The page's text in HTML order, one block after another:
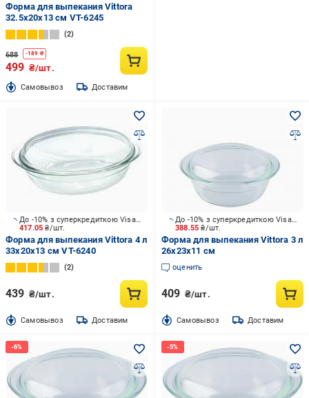
Форма для выпекания Vittora
32.5x20x13 см VT-6245
2
688 -189 ₴
499 ₴/шт.
Cамовывоз Доставим
417.05₴/шт.
До -10% з суперкредиткою Visa Вигода
Форма для выпекания Vittora 4 л
33x20x13 см VT-6240
2
439 ₴/шт.
Cамовывоз Доставим
388.55₴/шт.
До -10% з суперкредиткою Visa Вигода
Форма для выпекания Vittora 3 л
26x23x11 см
оценить
409 ₴/шт.
Cамовывоз Доставим